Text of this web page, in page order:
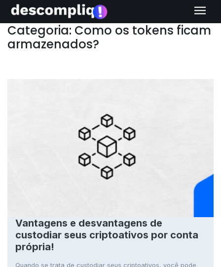
menu
Categoria: Como os tokens ficam
armazenados?
Vantagens e desvantagens de
custodiar seus criptoativos por conta
própria!
Quando se trata de custodiar seus criptoativos, você pode